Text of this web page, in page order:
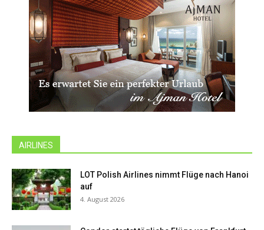
AIRLINES
LOT Polish Airlines nimmt Flüge nach Hanoi
auf
4. August 2026